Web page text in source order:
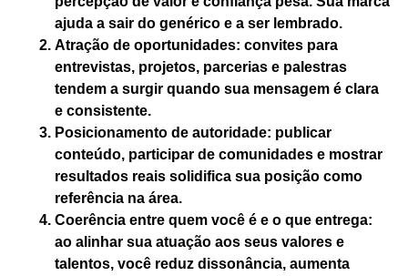
ajuda a sair do genérico e a ser lembrado.
Atração de oportunidades: convites para
entrevistas, projetos, parcerias e palestras
tendem a surgir quando sua mensagem é clara
e consistente.
Posicionamento de autoridade: publicar
conteúdo, participar de comunidades e mostrar
resultados reais solidifica sua posição como
referência na área.
Coerência entre quem você é e o que entrega:
ao alinhar sua atuação aos seus valores e
talentos, você reduz dissonância, aumenta